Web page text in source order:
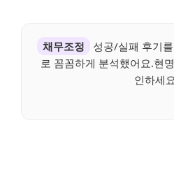
채무조정
성공/실패 후기
로 꼼꼼하게 분석했어요.현
인하세